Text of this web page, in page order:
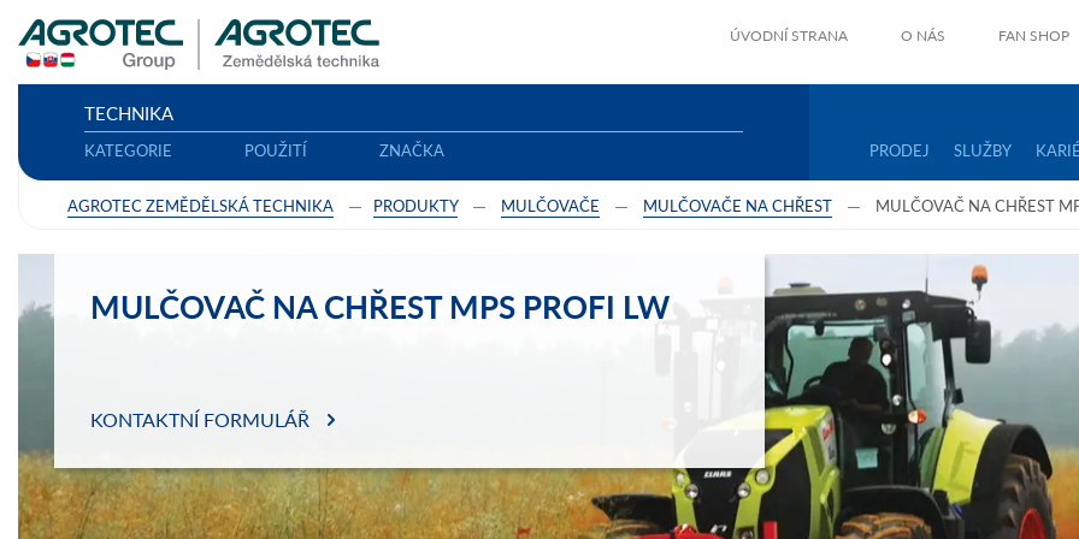
ÚVODNÍ STRANA O NÁS FAN SHOP
TECHNIKA
KATEGORIE POUŽITÍ ZNAČKA PRODEJ SLUŽBY
AGROTEC ZEMĚDĚLSKÁ TECHNIKA PRODUKTY MULČOVAČE MULČOVAČE NA CHŘEST MULČOVAČ NA CHŘEST
MULČOVAČ NA CHŘEST MPS PROFI LW
KONTAKTNÍ FORMULÁŘ